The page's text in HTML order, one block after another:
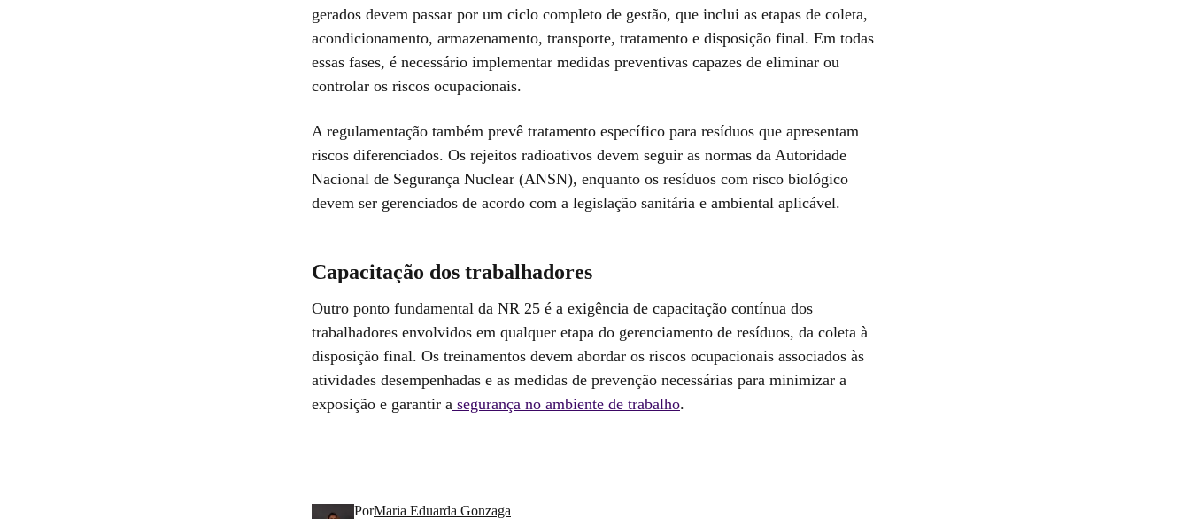
gerados devem passar por um ciclo completo de gestão, que inclui as etapas de coleta,
acondicionamento, armazenamento, transporte, tratamento e disposição final. Em todas
essas fases, é necessário implementar medidas preventivas capazes de eliminar ou
controlar os riscos ocupacionais.
A regulamentação também prevê tratamento específico para resíduos que apresentam
riscos diferenciados. Os rejeitos radioativos devem seguir as normas da Autoridade
Nacional de Segurança Nuclear (ANSN), enquanto os resíduos com risco biológico
devem ser gerenciados de acordo com a legislação sanitária e ambiental aplicável.
Capacitação dos trabalhadores
Outro ponto fundamental da NR 25 é a exigência de capacitação contínua dos
trabalhadores envolvidos em qualquer etapa do gerenciamento de resíduos, da coleta à
disposição final. Os treinamentos devem abordar os riscos ocupacionais associados às
atividades desempenhadas e as medidas de prevenção necessárias para minimizar a
exposição e garantir a segurança no ambiente de trabalho.
PorMaria Eduarda Gonzaga